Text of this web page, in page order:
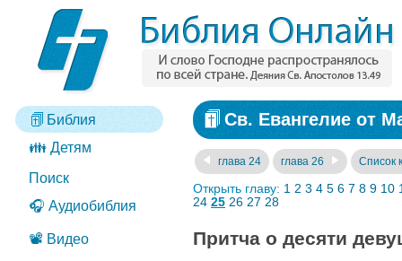
Библия
👪 Детям
Поиск
🎧 Аудиобиблия
📽️ Видео
Св. Евангелие от
глава 24 глава 26 Список
Открыть главу: 1 2 3 4 5 6 7 8 9 10
24 25 26 27 28
Притча о десяти